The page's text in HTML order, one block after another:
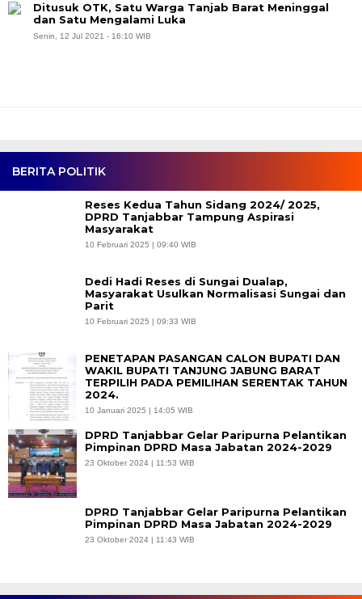
BERITA POLITIK
Reses Kedua Tahun Sidang 2024/ 2025,
DPRD Tanjabbar Tampung Aspirasi
Masyarakat
10 Februari 2025 | 09:40 WIB
Dedi Hadi Reses di Sungai Dualap,
Masyarakat Usulkan Normalisasi Sungai dan
Parit
10 Februari 2025 | 09:33 WIB
PENETAPAN PASANGAN CALON BUPATI DAN
WAKIL BUPATI TANJUNG JABUNG BARAT
TERPILIH PADA PEMILIHAN SERENTAK TAHUN
2024.
10 Januari 2025 | 14:05 WIB
DPRD Tanjabbar Gelar Paripurna Pelantikan
Pimpinan DPRD Masa Jabatan 2024-2029
23 Oktober 2024 | 11:53 WIB
DPRD Tanjabbar Gelar Paripurna Pelantikan
Pimpinan DPRD Masa Jabatan 2024-2029
23 Oktober 2024 | 11:43 WIB
Ditusuk OTK, Satu Warga Tanjab Barat Meninggal
dan Satu Mengalami Luka
Senin, 12 Jul 2021 - 16:10 WIB